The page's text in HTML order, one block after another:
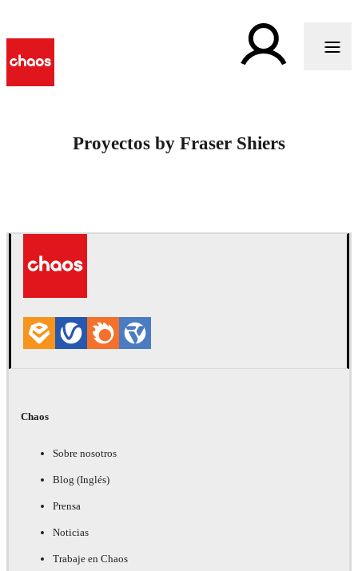
Proyectos by Fraser Shiers
Chaos
Sobre nosotros
Blog (Inglés)
Prensa
Noticias
Trabaje en Chaos